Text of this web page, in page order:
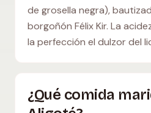
de grosella negra),
borgoñón Félix Kir. La
la perfección el dulzor del
¿Qué comida